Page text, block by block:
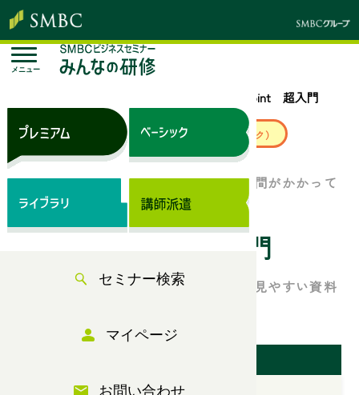
メニュー
セミナー検索
マイページ
お問い合わせ
PowerPoint 超入門
来場セミナー ベーシック（サブスク）
パワーポイントを使った資料作成に時間がかかって
いませんか？
PowerPoint 超入門
パワーポイントを効率よく使う方法や見やすい資料